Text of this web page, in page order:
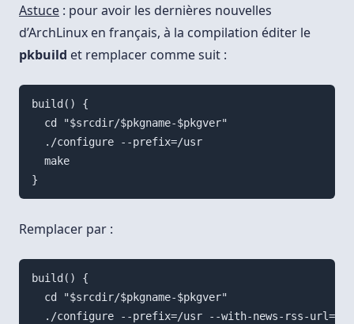
Astuce : pour avoir les dernières nouvelles
d’ArchLinux en français, à la compilation éditer le
pkbuild et remplacer comme suit :
build() {
  cd "$srcdir/$pkgname-$pkgver"
  ./configure --prefix=/usr
  make
Remplacer par :
build() {
  cd "$srcdir/$pkgname-$pkgver"
./configure --prefix=/usr --with-news-rss-